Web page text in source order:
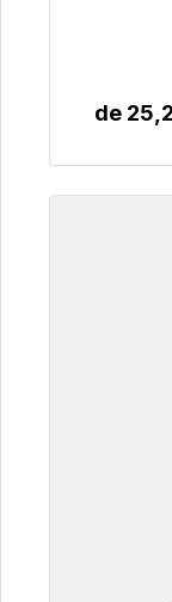
de